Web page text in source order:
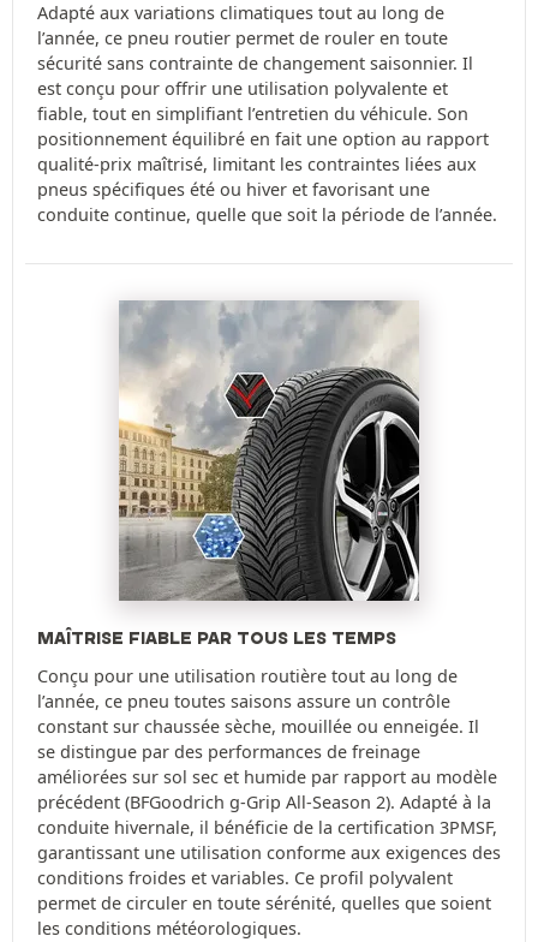
Adapté aux variations climatiques tout au long de
l’année, ce pneu routier permet de rouler en toute
sécurité sans contrainte de changement saisonnier. Il
est conçu pour offrir une utilisation polyvalente et
fiable, tout en simplifiant l’entretien du véhicule. Son
positionnement équilibré en fait une option au rapport
qualité-prix maîtrisé, limitant les contraintes liées aux
pneus spécifiques été ou hiver et favorisant une
conduite continue, quelle que soit la période de l’année.
MAÎTRISE FIABLE PAR TOUS LES TEMPS
Conçu pour une utilisation routière tout au long de
l’année, ce pneu toutes saisons assure un contrôle
constant sur chaussée sèche, mouillée ou enneigée. Il
se distingue par des performances de freinage
améliorées sur sol sec et humide par rapport au modèle
précédent (BFGoodrich g-Grip All-Season 2). Adapté à la
conduite hivernale, il bénéficie de la certification 3PMSF,
garantissant une utilisation conforme aux exigences des
conditions froides et variables. Ce profil polyvalent
permet de circuler en toute sérénité, quelles que soient
les conditions météorologiques.